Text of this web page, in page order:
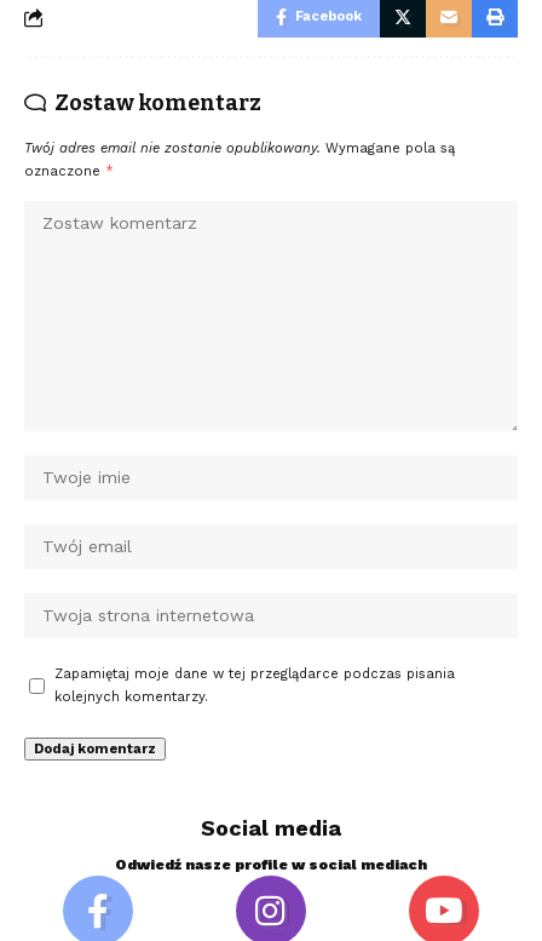
Facebook
Zostaw komentarz
Twój adres email nie zostanie opublikowany. Wymagane pola są
oznaczone *
Zapamiętaj moje dane w tej przeglądarce podczas pisania
kolejnych komentarzy.
Social media
Odwiedź nasze profile w social mediach